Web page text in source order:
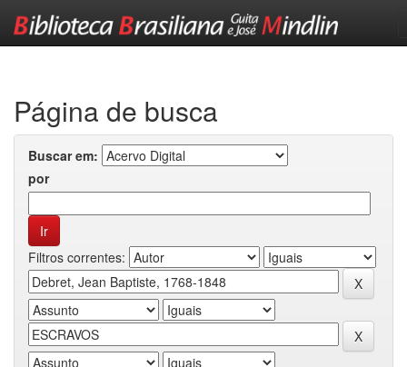
Página de busca
Buscar em:
por
Filtros correntes: